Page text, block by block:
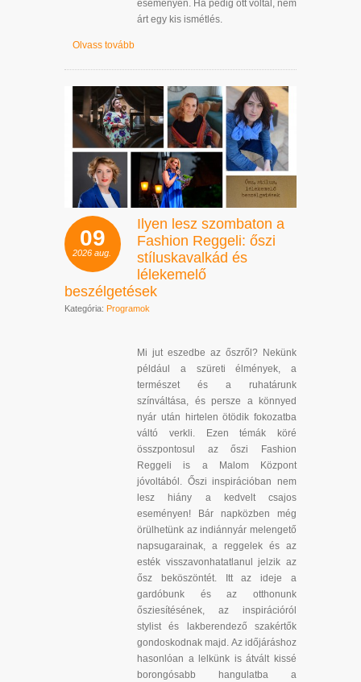
eseményen. Ha pedig ott voltál, nem
árt egy kis ismétlés.
Olvass tovább
09
2026 aug.
Ilyen lesz szombaton a
Fashion Reggeli: őszi
stíluskavalkád és
lélekemelő
beszélgetések
Kategória: Programok
Mi jut eszedbe az őszről? Nekünk
például a szüreti élmények, a
természet és a ruhatárunk
színváltása, és persze a könnyed
nyár után hirtelen ötödik fokozatba
váltó verkli. Ezen témák köré
összpontosul az őszi Fashion
Reggeli is a Malom Központ
jóvoltából. Őszi inspirációban nem
lesz hiány a kedvelt csajos
eseményen! Bár napközben még
örülhetünk az indiánnyár melengető
napsugarainak, a reggelek és az
esték visszavonhatatlanul jelzik az
ősz beköszöntét. Itt az ideje a
gardóbunk és az otthonunk
ősziesítésének, az inspirációról
stylist és lakberendező szakértők
gondoskodnak majd. Az időjáráshoz
hasonlóan a lelkünk is átvált kissé
borongósabb hangulatba a